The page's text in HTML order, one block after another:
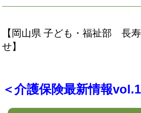
【岡山県 子ども・福祉部 長
せ】
＜介護保険最新情報